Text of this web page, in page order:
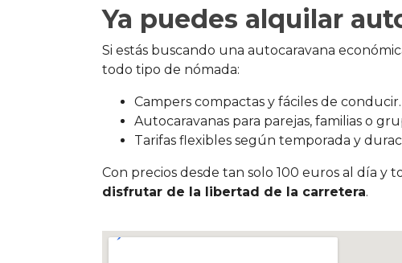
Ya puedes alquilar
Si estás buscando una autocaravana
todo tipo de nómada:
Campers compactas y fáciles de conducir.
Autocaravanas para parejas, familias o
Tarifas flexibles según temporada y
Con precios desde tan solo 100 euros al día y
disfrutar de la libertad de la carretera.